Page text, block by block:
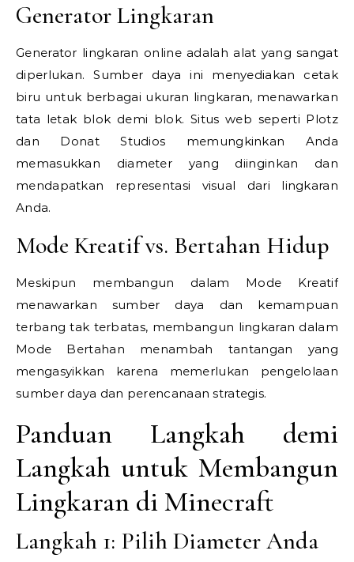
Generator Lingkaran
Generator lingkaran online adalah alat yang sangat
diperlukan. Sumber daya ini menyediakan cetak
biru untuk berbagai ukuran lingkaran, menawarkan
tata letak blok demi blok. Situs web seperti Plotz
dan Donat Studios memungkinkan Anda
memasukkan diameter yang diinginkan dan
mendapatkan representasi visual dari lingkaran
Anda.
Mode Kreatif vs. Bertahan Hidup
Meskipun membangun dalam Mode Kreatif
menawarkan sumber daya dan kemampuan
terbang tak terbatas, membangun lingkaran dalam
Mode Bertahan menambah tantangan yang
mengasyikkan karena memerlukan pengelolaan
sumber daya dan perencanaan strategis.
Panduan Langkah demi
Langkah untuk Membangun
Lingkaran di Minecraft
Langkah 1: Pilih Diameter Anda